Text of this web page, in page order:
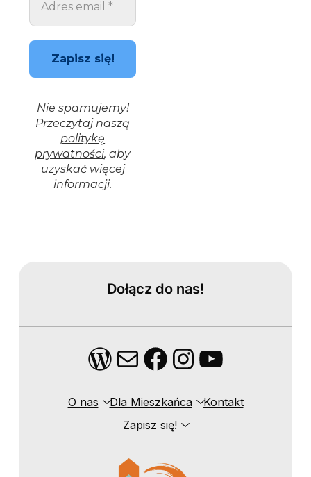
Nie spamujemy!
Przeczytaj naszą
politykę
prywatności, aby
uzyskać więcej
informacji.
Dołącz do nas!
WordPress
MailFacebook
Instagram
YouTube
O nas Dla Mieszkańca
Kontakt
Zapisz się!